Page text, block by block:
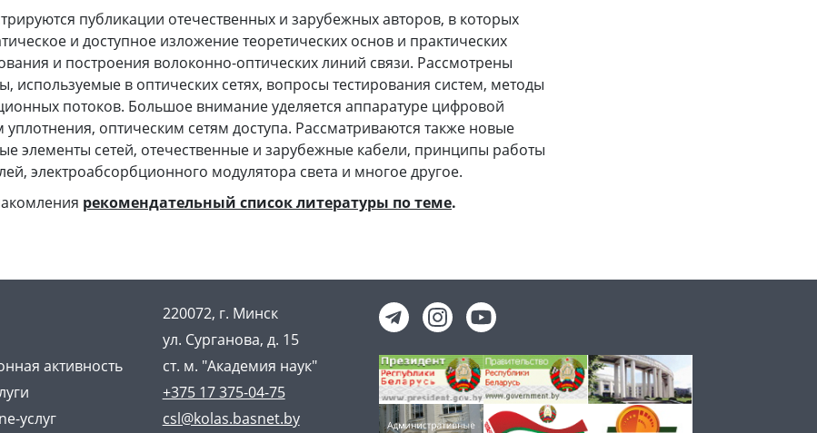
публикации отечественных и зарубежных авторов, в которых
и доступное изложение теоретических основ и практических
и построения волоконно-оптических линий связи. Рассмотрены
используемые в оптических сетях, вопросы тестирования систем, методы
потоков. Большое внимание уделяется аппаратуре цифровой
оптическим сетям доступа. Рассматриваются также новые
элементы сетей, отечественные и зарубежные кабели, принципы работы
электроабсорбционного модулятора света и многое другое.
рекомендательный список литературы по теме.
активность
услуг
220072, г. Минск
ул. Сурганова, д. 15
ст. м. "Академия наук"
+375 17 375-04-75
csl@kolas.basnet.by